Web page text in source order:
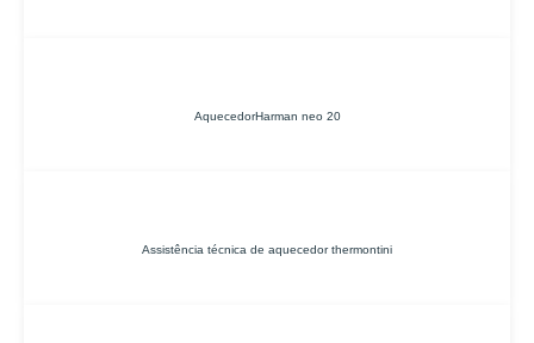
AquecedorHarman neo 20
Assistência técnica de aquecedor thermontini